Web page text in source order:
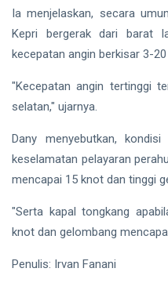
PT
Bintan
Karya
Bahari
Siak Sri Indrapura
Prabowo Subianto
Pekanbaru
Pilkada 2024
Donald Trump
PT IKPP Perawang
Ia menjelaskan, secara
Kepri bergerak dari barat
kecepatan angin berkisar 3-
"Kecepatan angin tertinggi
selatan," ujarnya.
Dany menyebutkan,
keselamatan pelayaran
mencapai 15 knot dan tinggi
"Serta kapal tongkang
knot dan gelombang
Penulis: Irvan Fanani